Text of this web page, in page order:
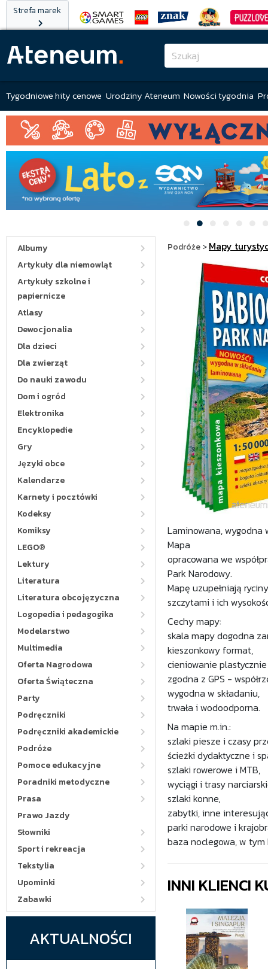
Strefa marek
Tygodniowe hity cenowe Urodziny Ateneum Nowości tygodnia
Albumy
Artykuły dla niemowląt
Artykuły szkolne i
papiernicze
Atlasy
Dewocjonalia
Dla dzieci
Dla zwierząt
Do nauki zawodu
Dom i ogród
Elektronika
Encyklopedie
Gry
Języki obce
Kalendarze
Karnety i pocztówki
Kodeksy
Komiksy
LEGO®
Lektury
Literatura
Literatura obcojęzyczna
Logopedia i pedagogika
Modelarstwo
Multimedia
Oferta Nagrodowa
Oferta Świąteczna
Party
Podręczniki
Podręczniki akademickie
Podróże
Pomoce edukacyjne
Poradniki metodyczne
Prasa
Prawo Jazdy
Słowniki
Sport i rekreacja
Tekstylia
Upominki
Zabawki
AKTUALNOŚCI
Podróże>Mapy
Laminowana, wygodna
Mapa
opracowana we
Park Narodowy.
Mapę uzupełniają
szczytami i ich
Cechy mapy:
skala mapy dogodna
kieszonkowy format,
cieniowanie
zgodna z GPS -
wygodna w składaniu,
trwała i wodoodporna.
Na mapie m.in.:
szlaki piesze i czasy
ścieżki dydaktyczne i
szlaki rowerowe i MTB,
wyciągi i trasy
szlaki konne,
zabytki, inne
parki narodowe i
baza noclegowa, w
INNI KLIENCI